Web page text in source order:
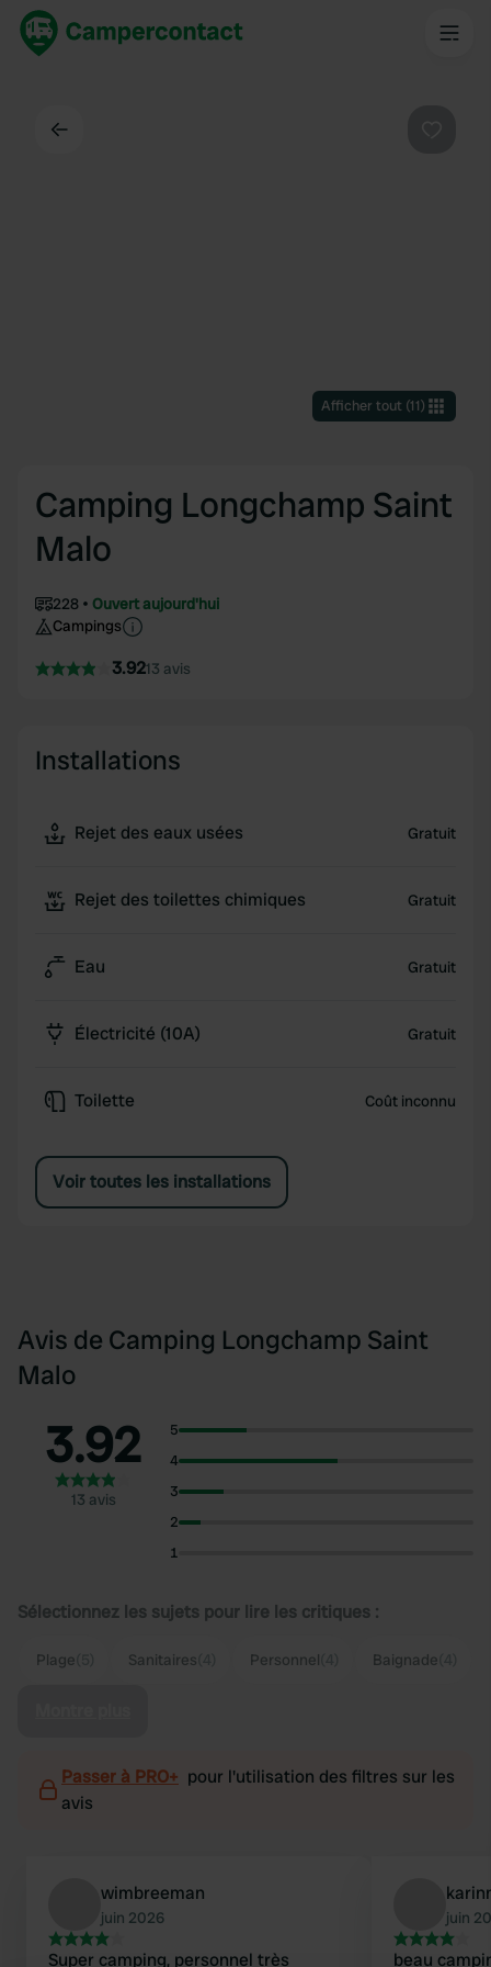
Afficher tout(11)
Camping Longchamp Saint
Malo
228
Ouvert aujourd'hui
Campings
3.9213 avis
Installations
Rejet des eaux usées Gratuit
Rejet des toilettes chimiques Gratuit
Eau Gratuit
Électricité (10A) Gratuit
Toilette Coût inconnu
Voir toutes les installations
Avis de Camping Longchamp Saint
Malo
3.92
13 avis
5
4
3
2
1
Sélectionnez les sujets pour lire les critiques :
Plage Sanitaires Personnel Baignade
Passer à PRO+ pour l'utilisation des filtres sur les
avis
wimbreeman
juin 2026
Super camping, personnel très
juin
beau